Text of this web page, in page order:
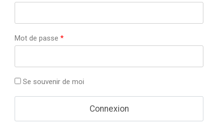
Mot de passe *
Se souvenir de moi